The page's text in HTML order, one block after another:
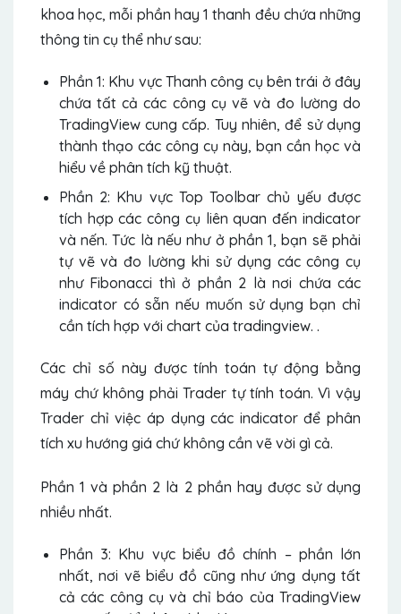
khoa học, mỗi phần hay 1 thanh đều chứa những
thông tin cụ thể như sau:
Phần 1: Khu vực Thanh công cụ bên trái ở đây
chứa tất cả các công cụ vẽ và đo lường do
TradingView cung cấp. Tuy nhiên, để sử dụng
thành thạo các công cụ này, bạn cần học và
hiểu về phân tích kỹ thuật.
Phần 2: Khu vực Top Toolbar chủ yếu được
tích hợp các công cụ liên quan đến indicator
và nến. Tức là nếu như ở phần 1, bạn sẽ phải
tự vẽ và đo lường khi sử dụng các công cụ
như Fibonacci thì ở phần 2 là nơi chứa các
indicator có sẵn nếu muốn sử dụng bạn chỉ
cần tích hợp với chart của tradingview. .
Các chỉ số này được tính toán tự động bằng
máy chứ không phải Trader tự tính toán. Vì vậy
Trader chỉ việc áp dụng các indicator để phân
tích xu hướng giá chứ không cần vẽ vời gì cả.
Phần 1 và phần 2 là 2 phần hay được sử dụng
nhiều nhất.
Phần 3: Khu vực biểu đồ chính – phần lớn
nhất, nơi vẽ biểu đồ cũng như ứng dụng tất
cả các công cụ và chỉ báo của TradingView